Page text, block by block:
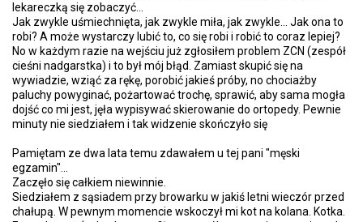
lekareczką się zobaczyć...
Jak zwykle uśmiechnięta, jak zwykle miła, jak zwykle... Jak ona to
robi? A może wystarczy lubić to, co się robi i robić to coraz lepiej?
No w każdym razie na wejściu już zgłosiłem problem ZCN (zespół
cieśni nadgarstka) i to był mój błąd. Zamiast skupić się na
wywiadzie, wziąć za rękę, porobić jakieś próby, no chociażby
paluchy powyginać, pożartować trochę, sprawić, aby sama mogła
dojść co mi jest, jęła wypisywać skierowanie do ortopedy. Pewnie
minuty nie siedziałem i tak widzenie skończyło się
Pamiętam ze dwa lata temu zdawałem u tej pani "męski
egzamin"...
Zaczęło się całkiem niewinnie.
Siedziałem z sąsiadem przy browarku w jakiś letni wieczór przed
chałupą. W pewnym momencie wskoczył mi kot na kolana. Kotka.